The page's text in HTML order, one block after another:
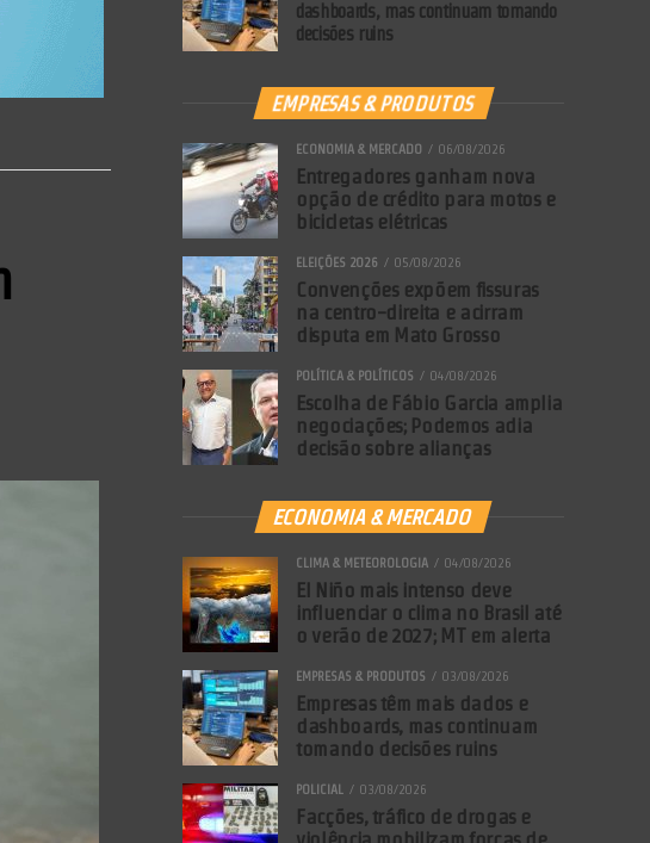
dashboards, mas continuam tomando
decisões ruins
EMPRESAS & PRODUTOS
ECONOMIA & MERCADO 06/08/2026
Entregadores ganham nova
opção de crédito para motos e
bicicletas elétricas
ELEIÇÕES 2026 05/08/2026
Convenções expõem fissuras
na centro-direita e acirram
disputa em Mato Grosso
POLÍTICA & POLÍTICOS 04/08/2026
Escolha de Fábio Garcia amplia
negociações; Podemos adia
decisão sobre alianças
ECONOMIA & MERCADO
CLIMA & METEOROLOGIA 04/08/2026
El Niño mais intenso deve
influenciar o clima no Brasil até
o verão de 2027; MT em alerta
EMPRESAS & PRODUTOS 03/08/2026
Empresas têm mais dados e
dashboards, mas continuam
tomando decisões ruins
POLICIAL 03/08/2026
Facções, tráfico de drogas e